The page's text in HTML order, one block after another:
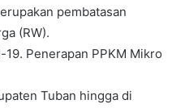
pembatasan
(RW).
Penerapan PPKM Mikro
Tuban hingga di